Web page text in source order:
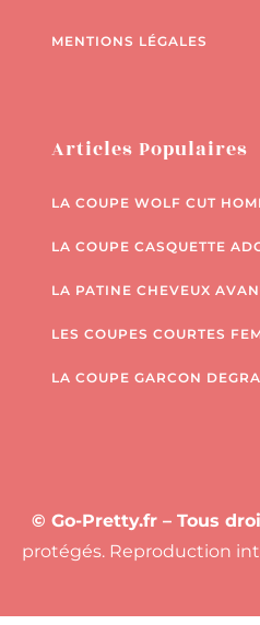
MENTIONS LÉGALES
Articles Populaires
LA COUPE WOLF CUT
LA COUPE CASQUETTE
LA PATINE CHEVEUX
LES COUPES COURTES
LA COUPE GARCON
© Go-Pretty.fr – Tous
protégés. Reproduction